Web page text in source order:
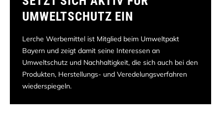
UMWELTSCHUTZ EIN
Lerche Werbemittel ist Mitglied beim Umweltpakt
Bayern und zeigt damit seine Interessen an
Umweltschutz und Nachhaltigkeit, die sich auch bei den
Produkten, Herstellungs- und Veredelungsverfahren
wiederspiegeln.